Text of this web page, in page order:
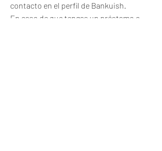
contacto en el perfil de Bankuish.
En caso de que tengas un préstamo o